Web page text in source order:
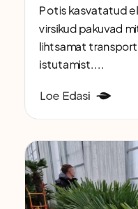
Potis kasvatatud
virsikud pakuvad
lihtsamat
istutamist....
Loe Edasi